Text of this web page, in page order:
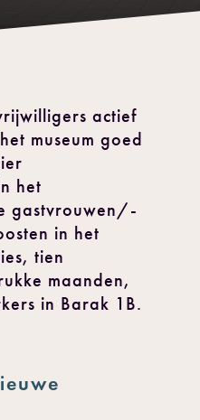
actief
museum goed
het
gastvrouwen/-
in het
tien
maanden,
in Barak 1B.